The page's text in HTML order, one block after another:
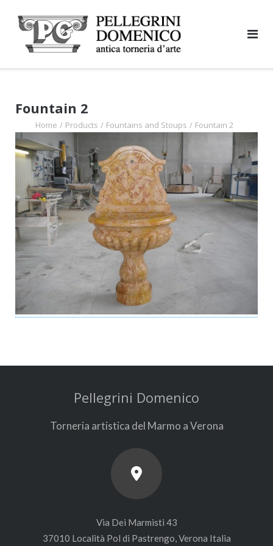
Fountain 2
Home / Products / Fountains and Stoups / Fountain 2
Pellegrini Domenico
Torneria artistica del Marmo a Verona
Via Dei Marmisti 43
37010 Località Pol di Pastrengo, Verona Italia